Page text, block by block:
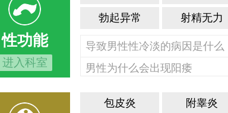
性功能
进入科室
勃起异常 射精无力
导致男性性冷淡的病因是什么
男性为什么会出现阳痿
包皮炎 附睾炎